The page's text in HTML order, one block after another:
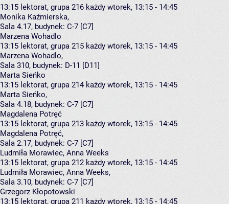
13:15 lektorat, grupa 216 każdy wtorek, 13:15 - 14:45
Monika Kaźmierska,
Sala 4.17, budynek: C-7 [C7]
Marzena Wohadlo
13:15 lektorat, grupa 215 każdy wtorek, 13:15 - 14:45
Marzena Wohadlo,
Sala 310, budynek: D-11 [D11]
Marta Sieńko
13:15 lektorat, grupa 214 każdy wtorek, 13:15 - 14:45
Marta Sieńko,
Sala 4.18, budynek: C-7 [C7]
Magdalena Potręć
13:15 lektorat, grupa 213 każdy wtorek, 13:15 - 14:45
Magdalena Potręć,
Sala 2.17, budynek: C-7 [C7]
Ludmiła Morawiec, Anna Weeks
13:15 lektorat, grupa 212 każdy wtorek, 13:15 - 14:45
Ludmiła Morawiec, Anna Weeks,
Sala 3.10, budynek: C-7 [C7]
Grzegorz Kłopotowski
13:15 lektorat, grupa 211 każdy wtorek, 13:15 - 14:45